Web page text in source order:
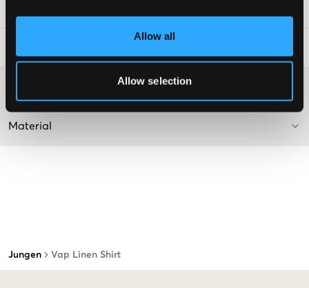
Allow all
Allow selection
Jungen Vap Linen Shirt
Material